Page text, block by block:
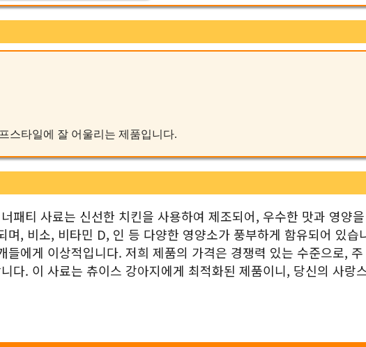
스타일에 잘 어울리는 제품입니다.
패티 사료는 신선한 치킨을 사용하여 제조되어, 우수한 맛과 영양
, 비소, 비타민 D, 인 등 다양한 영양소가 풍부하게 함유되어 있습
에게 이상적입니다. 저희 제품의 가격은 경쟁력 있는 수준으로,
다. 이 사료는 츄이스 강아지에게 최적화된 제품이니, 당신의 사랑